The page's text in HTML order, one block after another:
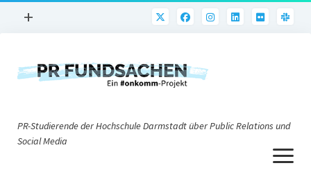
Menü
+
PR@h_da
Nonprofit-PR
PR-Studierende der Hochschule Darmstadt über Public Relations und
Social Media
Menü
öffnen